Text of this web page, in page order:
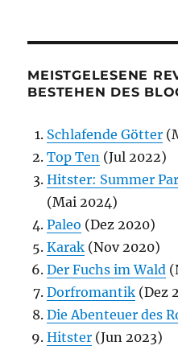
MEISTGELESENE
BESTEHEN DES
Schlafende Götter
Top Ten (Jul 2022)
Hitster: Summer
(Mai 2024)
Paleo (Dez 2020)
Karak (Nov 2020)
Der Fuchs im Wald
Dorfromantik (Dez
Die Abenteuer des
Hitster (Jun 2023)